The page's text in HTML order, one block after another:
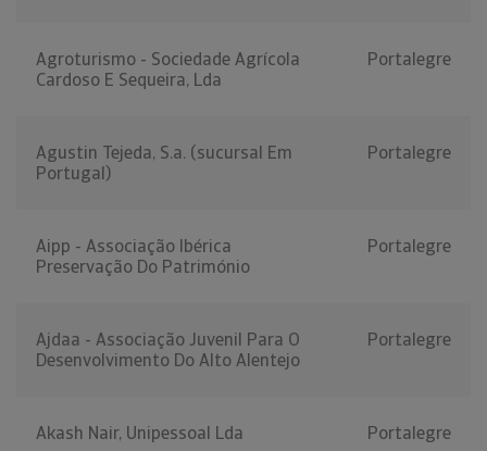
Agroturismo - Sociedade Agrícola
Cardoso E Sequeira, Lda
Portalegre
Agustin Tejeda, S.a. (sucursal Em
Portugal)
Portalegre
Aipp - Associação Ibérica
Preservação Do Património
Portalegre
Ajdaa - Associação Juvenil Para O
Desenvolvimento Do Alto Alentejo
Portalegre
Akash Nair, Unipessoal Lda Portalegre